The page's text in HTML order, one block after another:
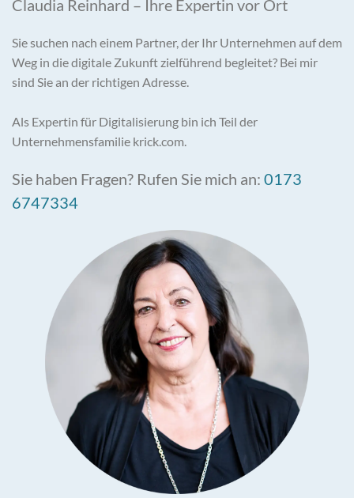
Claudia Reinhard – Ihre Expertin vor Ort
Sie suchen nach einem Partner, der Ihr Unternehmen auf dem
Weg in die digitale Zukunft zielführend begleitet? Bei mir
sind Sie an der richtigen Adresse.
Als Expertin für Digitalisierung bin ich Teil der
Unternehmensfamilie krick.com.
Sie haben Fragen? Rufen Sie mich an: 0173
6747334